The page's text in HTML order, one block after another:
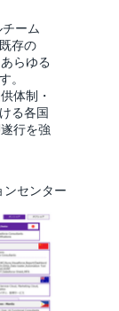
ーム
存の
らゆる
。
体制・
る各国
行を強
センター